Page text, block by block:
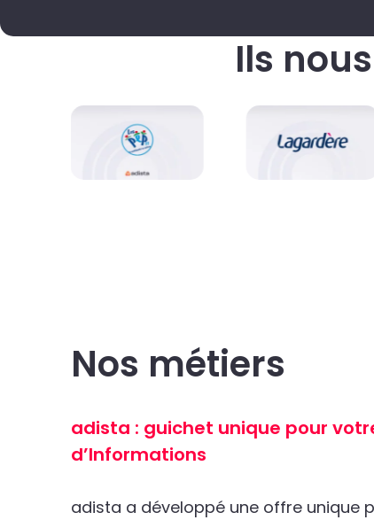
Ils
Nos métiers
adista : guichet unique pour
d’Informations
adista a développé une offre unique